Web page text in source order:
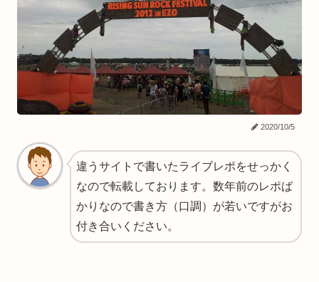
2020/10/5
違うサイトで書いたライブレポをせっかく
なので転載しております。数年前のレポば
かりなので書き方（口調）が若いですがお
付き合いください。